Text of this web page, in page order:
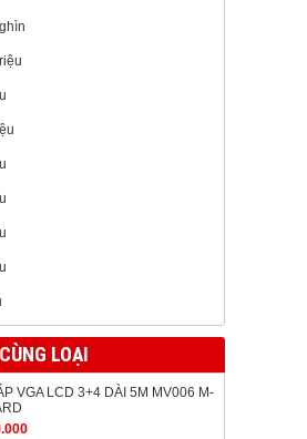
LOẠI
VGA LCD 3+4 DÀI 5M MV006 M-